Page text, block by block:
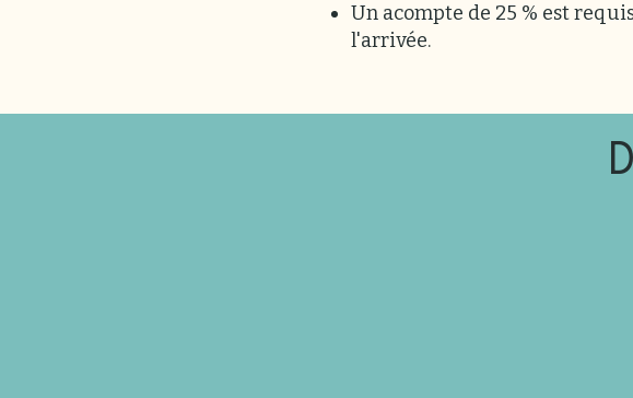
Un acompte de 25 % est
l'arrivée.